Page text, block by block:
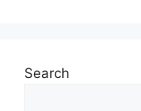
Search